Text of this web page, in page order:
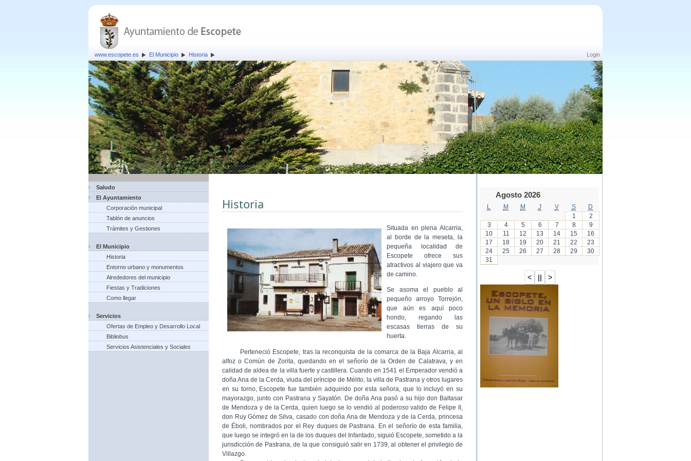
Login
www.escopete.es El Municipio Historia
Saludo
El Ayuntamiento
Corporación municipal
Tablón de anuncios
Trámites y Gestiones
El Municipio
Historia
Entorno urbano y monumentos
Alrededores del municipio
Fiestas y Tradiciones
Como llegar
Servicios
Ofertas de Empleo y Desarrollo Local
Bibliobus
Servicios Asistenciales y Sociales
Historia
Situada en plena Alcarria,
al borde de la meseta, la
pequeña localidad de
Escopete ofrece sus
atractivos al viajero que va
de camino.
Se asoma el pueblo al
pequeño arroyo Torrejón,
que aún es aquí poco
hondo, regando las
escasas tierras de su
huerta.
Perteneció Escopete, tras la reconquista de la comarca de la Baja Alcarria, al
alfoz o Común de Zorita, quedando en el señorío de la Orden de Calatrava, y en
calidad de aldea de la villa fuerte y castillera. Cuando en 1541 el Emperador vendió a
doña Ana de la Cerda, viuda del príncipe de Mélito, la villa de Pastrana y otros lugares
en su torno, Escopete fue también adquirido por esta señora, que lo incluyó en su
mayorazgo, junto con Pastrana y Sayatón. De doña Ana pasó a su hijo don Baltasar
de Mendoza y de la Cerda, quien luego se lo vendió al poderoso valido de Felipe II,
don Ruy Gómez de Silva, casado con doña Ana de Mendoza y de la Cerda, princesa
de Éboli, nombrados por el Rey duques de Pastrana. En el señorío de esta familia,
que luego se integró en la de los duques del Infantado, siguió Escopete, sometido a la
jurisdicción de Pastrana, de la que consiguió salir en 1739, al obtener el privilegio de
Villazgo.
Agosto 2026
M M J V S
D
1
2
3
4 5 6 7 8
9
10
11 12 13 14 15
16
17
18 19 20 21 22
23
24
25 26 27 28 29
30
31